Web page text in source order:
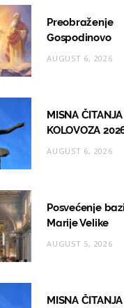
r
a
e
Preobraženje
Gospodinovo
AUGUST 6, 2026
MISNA
KOLOVOZA
AUGUST 6, 2026
Posvećenje
Marije Velike
AUGUST 5, 2026
MISNA